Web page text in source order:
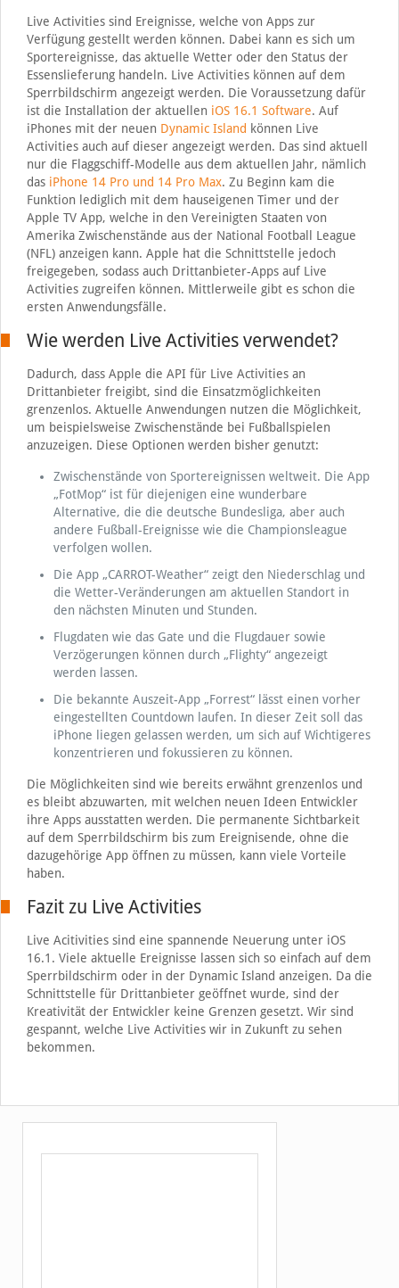
Live Activities sind Ereignisse, welche von Apps zur
Verfügung gestellt werden können. Dabei kann es sich um
Sportereignisse, das aktuelle Wetter oder den Status der
Essenslieferung handeln. Live Activities können auf dem
Sperrbildschirm angezeigt werden. Die Voraussetzung dafür
ist die Installation der aktuellen iOS 16.1 Software. Auf
iPhones mit der neuen Dynamic Island können Live
Activities auch auf dieser angezeigt werden. Das sind aktuell
nur die Flaggschiff-Modelle aus dem aktuellen Jahr, nämlich
das iPhone 14 Pro und 14 Pro Max. Zu Beginn kam die
Funktion lediglich mit dem hauseigenen Timer und der
Apple TV App, welche in den Vereinigten Staaten von
Amerika Zwischenstände aus der National Football League
(NFL) anzeigen kann. Apple hat die Schnittstelle jedoch
freigegeben, sodass auch Drittanbieter-Apps auf Live
Activities zugreifen können. Mittlerweile gibt es schon die
ersten Anwendungsfälle.
Wie werden Live Activities verwendet?
Dadurch, dass Apple die API für Live Activities an
Drittanbieter freigibt, sind die Einsatzmöglichkeiten
grenzenlos. Aktuelle Anwendungen nutzen die Möglichkeit,
um beispielsweise Zwischenstände bei Fußballspielen
anzuzeigen. Diese Optionen werden bisher genutzt:
Zwischenstände von Sportereignissen weltweit. Die App
„FotMop“ ist für diejenigen eine wunderbare
Alternative, die die deutsche Bundesliga, aber auch
andere Fußball-Ereignisse wie die Championsleague
verfolgen wollen.
Die App „CARROT-Weather“ zeigt den Niederschlag und
die Wetter-Veränderungen am aktuellen Standort in
den nächsten Minuten und Stunden.
Flugdaten wie das Gate und die Flugdauer sowie
Verzögerungen können durch „Flighty“ angezeigt
werden lassen.
Die bekannte Auszeit-App „Forrest“ lässt einen vorher
eingestellten Countdown laufen. In dieser Zeit soll das
iPhone liegen gelassen werden, um sich auf Wichtigeres
konzentrieren und fokussieren zu können.
Die Möglichkeiten sind wie bereits erwähnt grenzenlos und
es bleibt abzuwarten, mit welchen neuen Ideen Entwickler
ihre Apps ausstatten werden. Die permanente Sichtbarkeit
auf dem Sperrbildschirm bis zum Ereignisende, ohne die
dazugehörige App öffnen zu müssen, kann viele Vorteile
haben.
Fazit zu Live Activities
Live Acitivities sind eine spannende Neuerung unter iOS
16.1. Viele aktuelle Ereignisse lassen sich so einfach auf dem
Sperrbildschirm oder in der Dynamic Island anzeigen. Da die
Schnittstelle für Drittanbieter geöffnet wurde, sind der
Kreativität der Entwickler keine Grenzen gesetzt. Wir sind
gespannt, welche Live Activities wir in Zukunft zu sehen
bekommen.